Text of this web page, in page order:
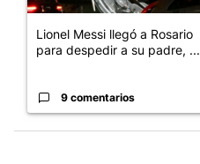
Lionel Messi llegó a Rosario
para despedir a su padre, ...
9 comentarios